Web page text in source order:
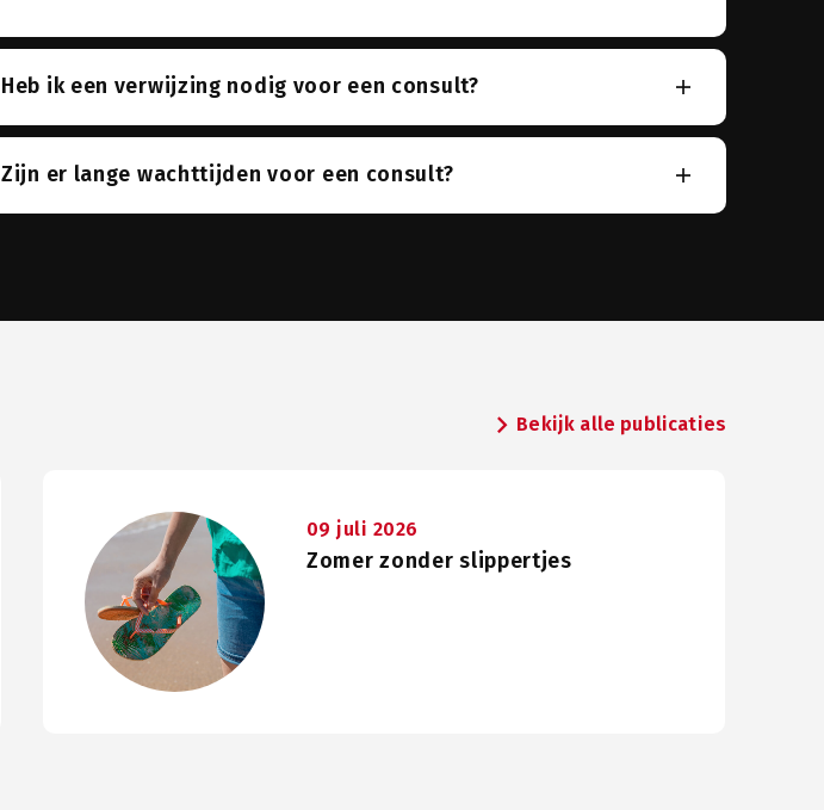
Heb ik een verwijzing nodig voor een consult?
Zijn er lange wachttijden voor een consult?
chevron_rightBekijk alle publicaties
09 juli 2026
Zomer zonder slippertjes